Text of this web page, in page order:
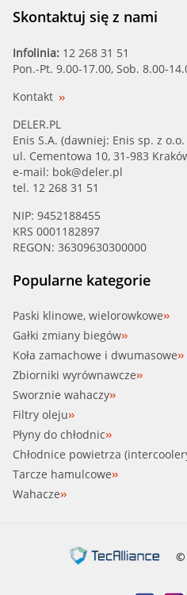
Skontaktuj się z nami
Infolinia: 12 268 31 51
Pon.-Pt. 9.00-17.00, Sob. 8.00-
Kontakt
DELER.PL
Enis S.A. (dawniej: Enis sp. z
ul. Cementowa 10, 31-983
e-mail: bok@deler.pl
tel. 12 268 31 51
NIP: 9452188455
KRS 0001182897
REGON: 36309630300000
Popularne kategorie
Paski klinowe, wielorowkowe
Gałki zmiany biegów
Koła zamachowe i dwumasowe
Zbiorniki wyrównawcze
Sworznie wahaczy
Filtry oleju
Płyny do chłodnic
Chłodnice powietrza
Tarcze hamulcowe
Wahacze
©